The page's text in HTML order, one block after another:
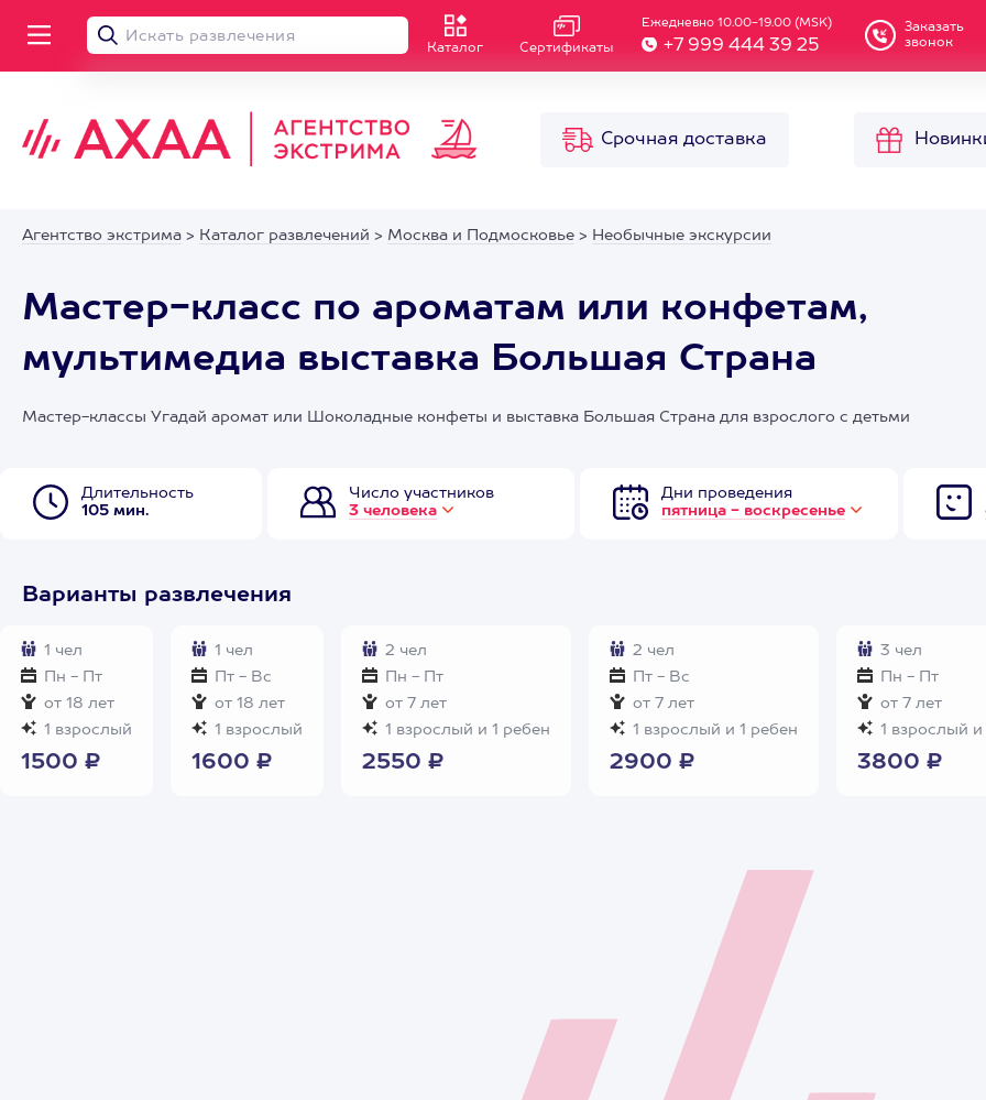
Каталог Сертификаты
Ежедневно 10.00-19.00 (MSK)
+7 999 444 39 25
Заказать
звонок
Срочная доставка
Агентство экстрима > Каталог развлечений > Москва и Подмосковье > Необычные экскурсии
Мастер-класс по ароматам или конфетам,
мультимедиа выставка Большая Страна
Мастер-классы Угадай аромат или Шоколадные конфеты и выставка Большая Страна для взрослого с детьми
Длительность
105 мин.
Число участников
3 человека
Дни проведения
пятница - воскресенье
Варианты развлечения
1 чел
Пн - Пт
от 18 лет
1 взрослый
1500 ₽
1 чел
Пт - Вс
от 18 лет
1 взрослый
1600 ₽
2 чел
Пн - Пт
от 7 лет
1 взрослый и 1 ребен
2550 ₽
2 чел
Пт - Вс
от 7 лет
1 взрослый и 1 ребен
2900 ₽
3 чел
Пн - Пт
от 7 лет
1 взрослый и
3800 ₽